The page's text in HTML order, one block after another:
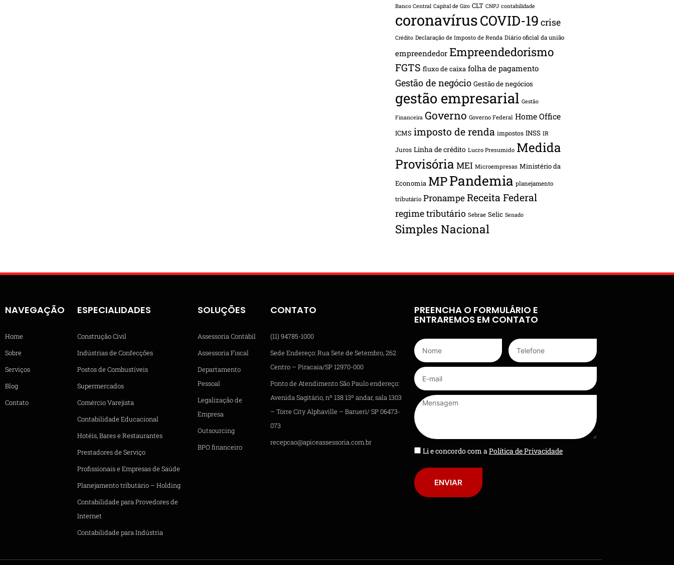
Banco Central Capital de Giro CLT CNPJ contabilidade
coronavírusCOVID-19 crise
Crédito Declaração de Imposto de Renda Diário oficial da união
empreendedor Empreendedorismo
FGTS fluxo de caixa folha de pagamento
Gestão de negócio Gestão de negócios
gestão empresarial Gestão
Financeira Governo Governo Federal Home Office
ICMS imposto de renda impostos INSS IR
Juros Linha de crédito Lucro Presumido Medida
Provisória MEI Microempresas Ministério da
Economia MPPandemia planejamento
tributário PronampeReceita Federal
regime tributário Sebrae Selic Senado
Simples Nacional
NAVEGAÇÃO
Home
Sobre
Serviços
Blog
Contato
ESPECIALIDADES
Construção Civil
Indústrias de Confecções
Postos de Combustíveis
Supermercados
Comércio Varejista
Contabilidade Educacional
Hotéis, Bares e Restaurantes
Prestadores de Serviço
Profissionais e Empresas de Saúde
Planejamento tributário – Holding
Contabilidade para Provedores de
Internet
Contabilidade para Indústria
SOLUÇÕES
Assessoria Contábil
Assessoria Fiscal
Departamento
Pessoal
Legalização de
Empresa
Outsourcing
BPO financeiro
CONTATO
(11) 94785-1000
Sede Endereço: Rua Sete de Setembro, 262
Centro – Piracaia/SP 12970-000
Ponto de Atendimento São Paulo endereço:
Avenida Sagitário, nº 138 13º andar, sala 1303
– Torre City Alphaville – Barueri/ SP 06473-
073
recepcao@apiceassessoria.com.br
PREENCHA O FORMULÁRIO E
ENTRAREMOS EM CONTATO
Li e concordo com aPolítica de Privacidade
ENVIAR